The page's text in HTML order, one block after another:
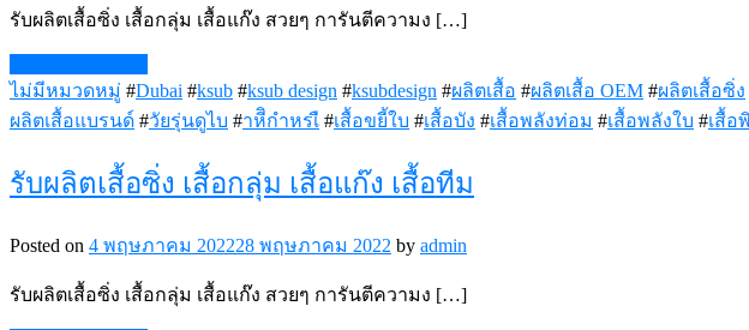
รับผลิตเสื้อซิ่ง เสื้อกลุ่ม เสื้อแก๊ง สวยๆ การันตีความง […]
ไม่มีหมวดหมู่ #Dubai #ksub #ksub design #ksubdesign #ผลิตเสื้อ #ผลิตเสื้อ OEM #ผลิตเสื้อซิ่ง
ผลิตเสื้อแบรนด์ #วัยรุ่นดูไบ #าหีิกำหรเื #เสื้อขยี้ใบ #เสื้อบัง #เสื้อพลังท่อม #เสื้อพลังใบ #เสื้อ
รับผลิตเสื้อซิ่ง เสื้อกลุ่ม เสื้อแก๊ง เสื้อทีม
Posted on 4 พฤษภาคม 202228 พฤษภาคม 2022 by admin
รับผลิตเสื้อซิ่ง เสื้อกลุ่ม เสื้อแก๊ง สวยๆ การันตีความง […]